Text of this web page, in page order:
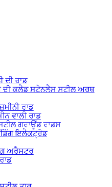
ਦੀ ਰਾਡ
ਦੀ ਕਲੈਡ ਸਟੇਨਲੈਸ ਸਟੀਲ ਅਰਥ
ਰਾਡ
ਵਾਲੀ ਰਾਡ
ਗਰਾਊਂਡ ਰਾਡਸ
ਇਲੈਕਟ੍ਰੋਡ
ਅਰੈਸਟਰ